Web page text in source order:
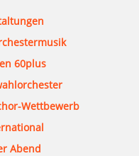
60plus
Wettbewerb
Abend